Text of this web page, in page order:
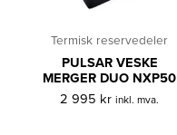
Termisk reservedeler
PULSAR VESKE
MERGER DUO NXP50
2 995 kr inkl. mva.